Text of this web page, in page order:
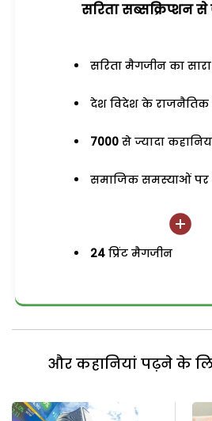
सरिता सब्सक्रिप्शन
सरिता मैगजीन का
देश विदेश के राजनैतिक
7000 से ज्यादा
समाजिक समस्याओं
24 प्रिंट मैगजीन
और कहानियां पढ़ने के